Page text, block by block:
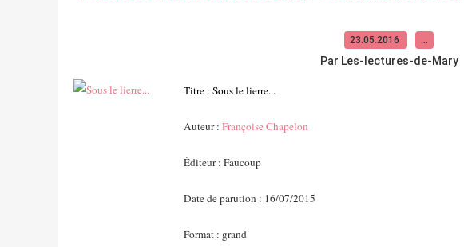
23.05.2016 …
Par Les-lectures-de-Mary
Titre : Sous le lierre...
Auteur : Françoise Chapelon
Éditeur : Faucoup
Date de parution : 16/07/2015
Format : grand